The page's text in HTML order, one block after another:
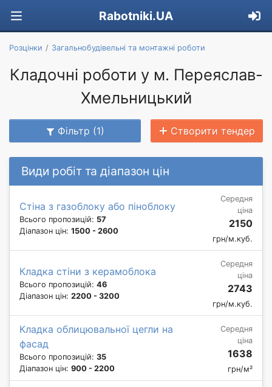
Rabotniki.UA
Розцінки Загальнобудівельні та монтажні роботи
Кладочні роботи у м. Переяслав-
Хмельницький
Фільтр (1) Створити тендер
Види робіт та діапазон цін
Стіна з газоблоку або піноблоку
Всього пропозицій: 57
Діапазон цін: 1500 - 2600
Середня
ціна
2150
грн/м.куб.
Кладка стіни з керамоблока
Всього пропозицій: 46
Діапазон цін: 2200 - 3200
Середня
ціна
2743
грн/м.куб.
Кладка облицювальної цегли на
фасад
Всього пропозицій: 35
Діапазон цін: 900 - 2200
Середня
ціна
1638
грн/м²